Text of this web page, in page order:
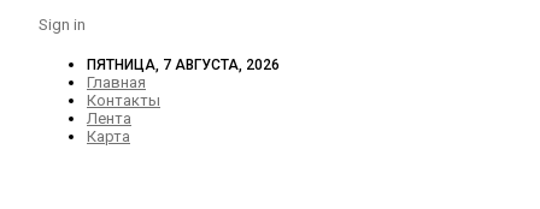
Sign in
ПЯТНИЦА, 7 АВГУСТА, 2026
Главная
Контакты
Лента
Карта